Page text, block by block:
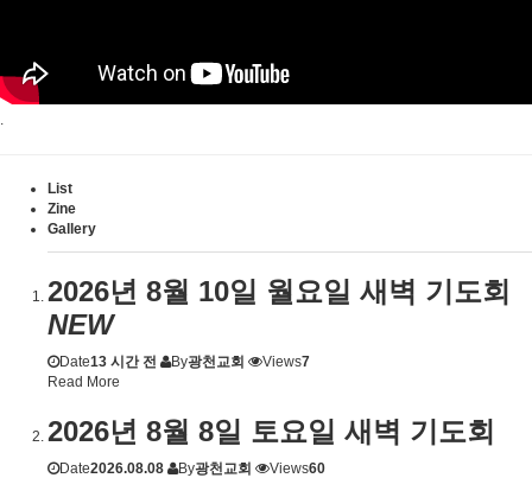
.
List
Zine
Gallery
2026년 8월 10일 월요일 새벽 기도회
NEW
Date13 시간 전 By광천교회 Views7
Read More
2026년 8월 8일 토요일 새벽 기도회
Date2026.08.08 By광천교회 Views60